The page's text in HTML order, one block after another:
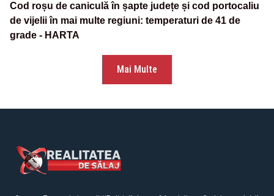
Cod roșu de caniculă în șapte județe și cod portocaliu
de vijelii în mai multe regiuni: temperaturi de 41 de
grade - HARTA
Mai Multe